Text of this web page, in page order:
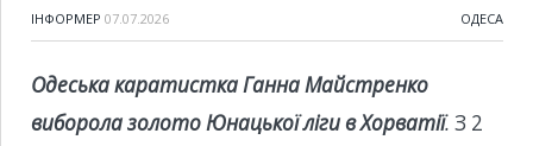
ІНФОРМЕР 07.07.2026 ОДЕСА
Одеська каратистка Ганна Майстренко
виборола золото Юнацької ліги в Хорватії. З 2